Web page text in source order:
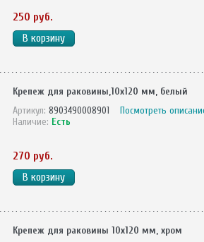
250 руб.
Крепеж для раковины,10х120 мм, белый
Артикул: 8903490008901
Наличие: Есть
Посмотреть
270 руб.
Крепеж для раковины 10х120 мм, хром